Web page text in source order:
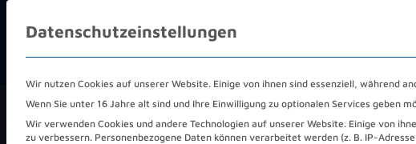
COLOCATION
Datenschutzeinstellungen
Wir nutzen Cookies auf unserer Website. Einige von ihnen sind essenziell, während
Wenn Sie unter 16 Jahre alt sind und Ihre Einwilligung zu optionalen Services geben
Wir verwenden Cookies und andere Technologien auf unserer Website. Einige von
zu verbessern. Personenbezogene Daten können verarbeitet werden (z. B. IP-